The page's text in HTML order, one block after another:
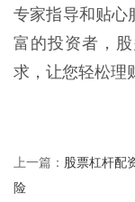
专家指导和贴心
富的投资者，
求，让您轻松理
上一篇： 股票杠杆配
险